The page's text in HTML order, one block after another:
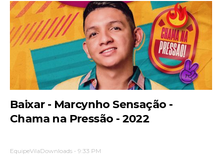
Baixar - Marcynho Sensação -
Chama na Pressão - 2022
EquipeVilaDownloads - 9:33 PM